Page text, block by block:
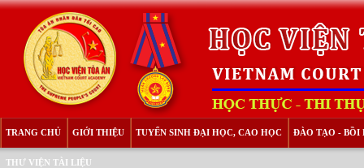
TRANG CHỦ GIỚI THIỆU TUYỂN SINH ĐẠI HỌC, CAO HỌC ĐÀO TẠO - BỒI
THƯ VIỆN TÀI LIỆU